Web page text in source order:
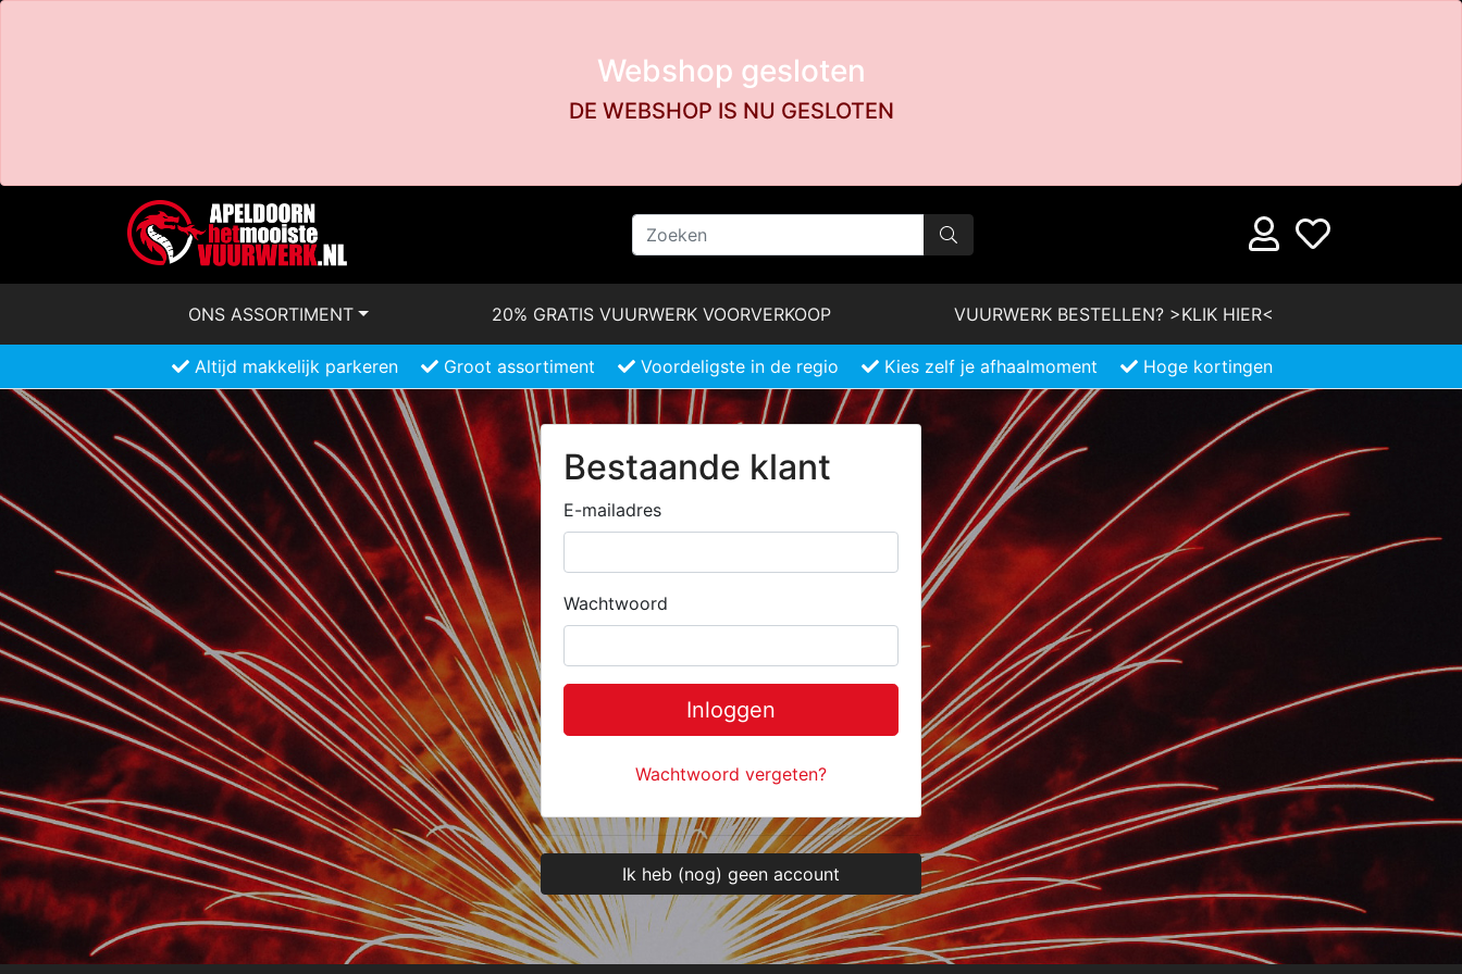
Webshop gesloten
DE WEBSHOP IS NU GESLOTEN
ONS ASSORTIMENT 20% GRATIS VUURWERK VOORVERKOOP VUURWERK BESTELLEN? >KLIK HIER<
Altijd makkelijk parkeren Groot assortiment Voordeligste in de regio Kies zelf je afhaalmoment Hoge kortingen
Bestaande klant
E-mailadres
Wachtwoord
Inloggen
Wachtwoord vergeten?
Ik heb (nog) geen account